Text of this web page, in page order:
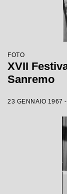
FOTO
XVII
Sanremo
23 GENNAIO 1967